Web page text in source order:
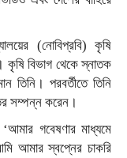
(নোবিপ্রবি) কৃষি
কৃষি বিভাগ থেকে স্নাতক
তিনি। পরবর্তীতে তিনি
সম্পন্ন করেন।
গবেষণার মাধ্যমে
আমার স্বপ্নের চাকরি